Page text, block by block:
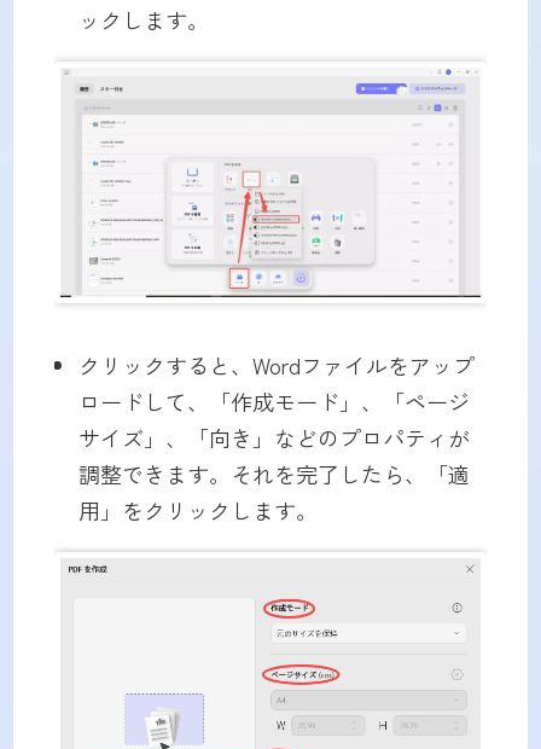
ックします。
クリックすると、Wordファイルをアップ
ロードして、「作成モード」、「ページ
サイズ」、「向き」などのプロパティが
調整できます。それを完了したら、「適
用」をクリックします。